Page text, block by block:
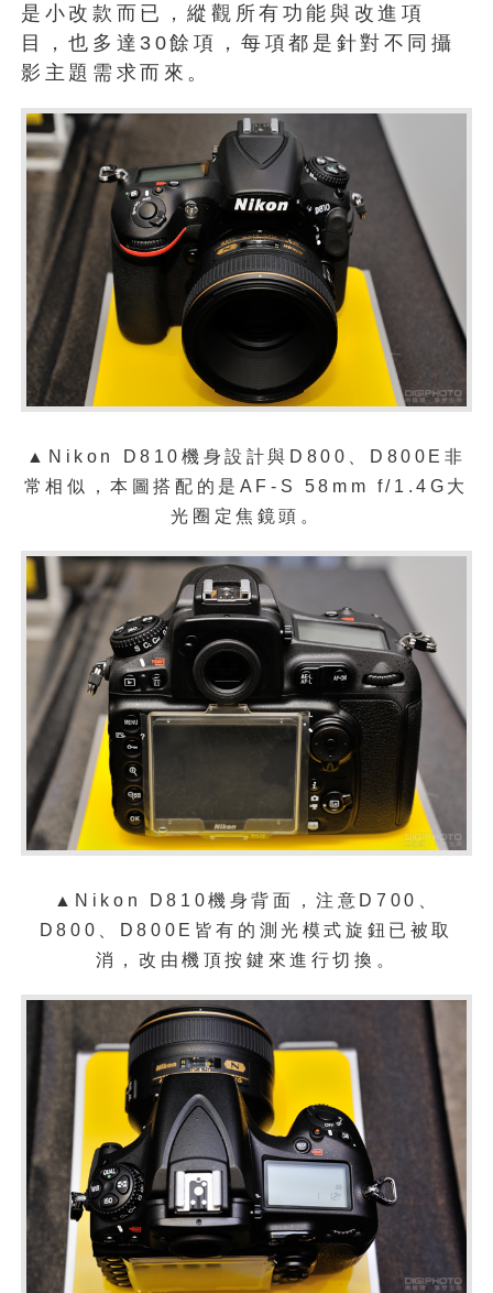
是小改款而已，縱觀所有功能與改進項
目，也多達30餘項，每項都是針對不同攝
影主題需求而來。
▲ Nikon D810機身設計與D800、D800E非
常相似，本圖搭配的是AF-S 58mm f/1.4G大
光圈定焦鏡頭。
▲ Nikon D810機身背面，注意D700、
D800、D800E皆有的測光模式旋鈕已被取
消，改由機頂按鍵來進行切換。